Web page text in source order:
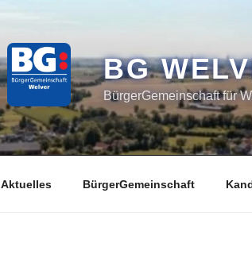
BG
BürgerGemeinschaft für
Aktuelles BürgerGemeinschaft